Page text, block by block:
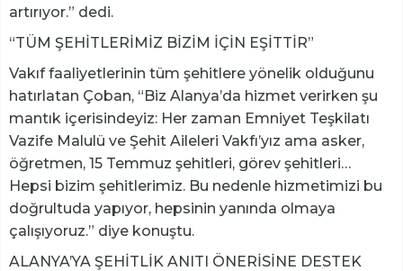
artırıyor.” dedi.
“TÜM ŞEHİTLERİMİZ BİZİM İÇİN EŞİTTİR”
Vakıf faaliyetlerinin tüm şehitlere yönelik olduğunu
hatırlatan Çoban, “Biz Alanya’da hizmet verirken şu
mantık içerisindeyiz: Her zaman Emniyet Teşkilatı
Vazife Malulü ve Şehit Aileleri Vakfı’yız ama asker,
öğretmen, 15 Temmuz şehitleri, görev şehitleri…
Hepsi bizim şehitlerimiz. Bu nedenle hizmetimizi bu
doğrultuda yapıyor, hepsinin yanında olmaya
çalışıyoruz.” diye konuştu.
ALANYA’YA ŞEHİTLİK ANITI ÖNERİSİNE DESTEK